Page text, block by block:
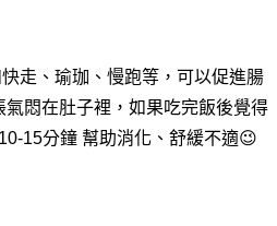
走、瑜珈、慢跑等，可以促進腸
氣悶在肚子裡，如果吃完飯後覺得
15分鐘 幫助消化、舒緩不適😉